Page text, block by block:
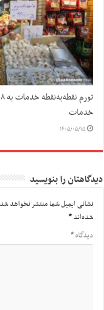
خدمات
۱۴۰۵/۰۵/۱۵
دیدگاهتان را بنویسید
نشانی ایمیل شما منتشر نخواهد
شده‌اند*
دیدگاه*